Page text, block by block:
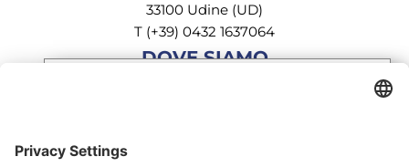
33100 Udine (UD)
T (+39) 0432 1637064
DOVE SIAMO
Google Maps service!
Iscriviti oggi stesso gratuitamente e sii il primo